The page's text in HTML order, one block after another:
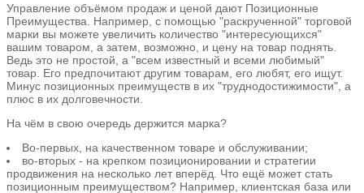
Управление объёмом продаж и ценой дают Позиционные
Преимущества. Например, с помощью "раскрученной" торговой
марки вы можете увеличить количество "интересующихся"
вашим товаром, а затем, возможно, и цену на товар поднять.
Ведь это не простой, а "всем известный и всеми любимый"
товар. Его предпочитают другим товарам, его любят, его ищут.
Минус позиционных преимуществ в их "труднодостижимости", а
плюс в их долговечности.
На чём в свою очередь держится марка?
Во-первых, на качественном товаре и обслуживании;
во-вторых - на крепком позиционировании и стратегии
продвижения на несколько лет вперёд. Что ещё может стать
позиционным преимуществом? Например, клиентская база или